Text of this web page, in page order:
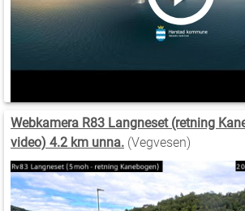
Webkamera R83 Langneset (retning
video) 4.2 km unna. (Vegvesen)